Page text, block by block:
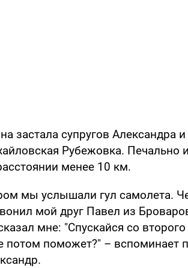
застала супругов Александра
Рубежовка. Печально
менее 10 км.
мы услышали гул самолета.
мой друг Павел из
мне: "Спускайся со
потом поможет?" – вспоминает